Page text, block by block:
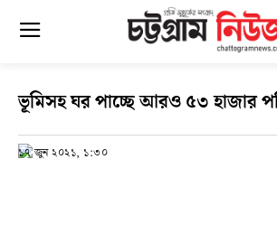
ভূমিসহ ঘর পাচ্ছে আরও ৫৩ হাজার
১৭ জুন ২০২১, ১:৩০